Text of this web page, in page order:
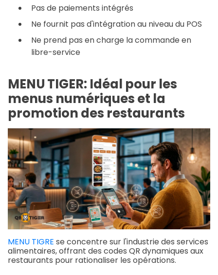
Pas de paiements intégrés
Ne fournit pas d'intégration au niveau du POS
Ne prend pas en charge la commande en
libre-service
MENU TIGER: Idéal pour les
menus numériques et la
promotion des restaurants
MENU TIGRE se concentre sur l'industrie des services
alimentaires, offrant des codes QR dynamiques aux
restaurants pour rationaliser les opérations.